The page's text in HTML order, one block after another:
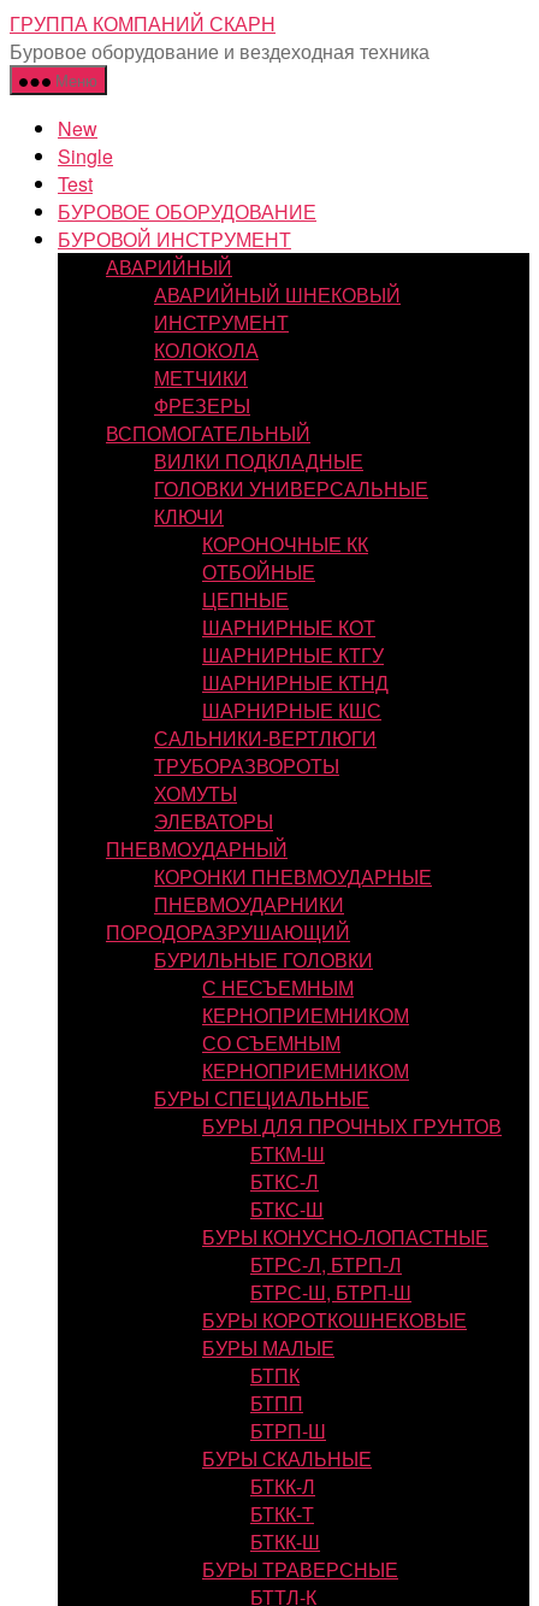
Перейти
к
содержимому
ГРУППА КОМПАНИЙ СКАРН
Буровое оборудование и вездеходная техника
Меню
New
Single
Test
БУРОВОЕ ОБОРУДОВАНИЕ
БУРОВОЙ ИНСТРУМЕНТ
АВАРИЙНЫЙ
АВАРИЙНЫЙ ШНЕКОВЫЙ
ИНСТРУМЕНТ
КОЛОКОЛА
МЕТЧИКИ
ФРЕЗЕРЫ
ВСПОМОГАТЕЛЬНЫЙ
ВИЛКИ ПОДКЛАДНЫЕ
ГОЛОВКИ УНИВЕРСАЛЬНЫЕ
КЛЮЧИ
КОРОНОЧНЫЕ КК
ОТБОЙНЫЕ
ЦЕПНЫЕ
ШАРНИРНЫЕ КОТ
ШАРНИРНЫЕ КТГУ
ШАРНИРНЫЕ КТНД
ШАРНИРНЫЕ КШС
САЛЬНИКИ-ВЕРТЛЮГИ
ТРУБОРАЗВОРОТЫ
ХОМУТЫ
ЭЛЕВАТОРЫ
ПНЕВМОУДАРНЫЙ
КОРОНКИ ПНЕВМОУДАРНЫЕ
ПНЕВМОУДАРНИКИ
ПОРОДОРАЗРУШАЮЩИЙ
БУРИЛЬНЫЕ ГОЛОВКИ
С НЕСЪЕМНЫМ
КЕРНОПРИЕМНИКОМ
СО СЪЕМНЫМ
КЕРНОПРИЕМНИКОМ
БУРЫ СПЕЦИАЛЬНЫЕ
БУРЫ ДЛЯ ПРОЧНЫХ ГРУНТОВ
БТКМ-Ш
БТКС-Л
БТКС-Ш
БУРЫ КОНУСНО-ЛОПАСТНЫЕ
БТРС-Л, БТРП-Л
БТРС-Ш, БТРП-Ш
БУРЫ КОРОТКОШНЕКОВЫЕ
БУРЫ МАЛЫЕ
БТПК
БТПП
БТРП-Ш
БУРЫ СКАЛЬНЫЕ
БТКК-Л
БТКК-Т
БТКК-Ш
БУРЫ ТРАВЕРСНЫЕ
БТТЛ-К